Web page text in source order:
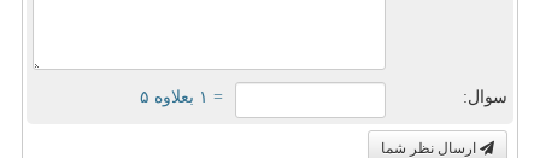
سوال: = ۱ بعلاوه ۵
ارسال نظر شما